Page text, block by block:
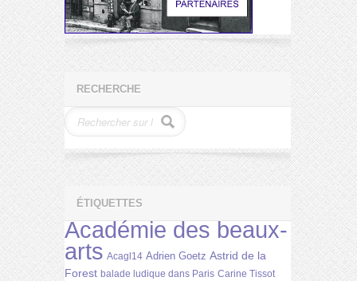
RECHERCHE
ÉTIQUETTES
Académie des beaux-
arts Acagl14 Adrien Goetz Astrid de la
Forest balade ludique dans Paris Carine Tissot